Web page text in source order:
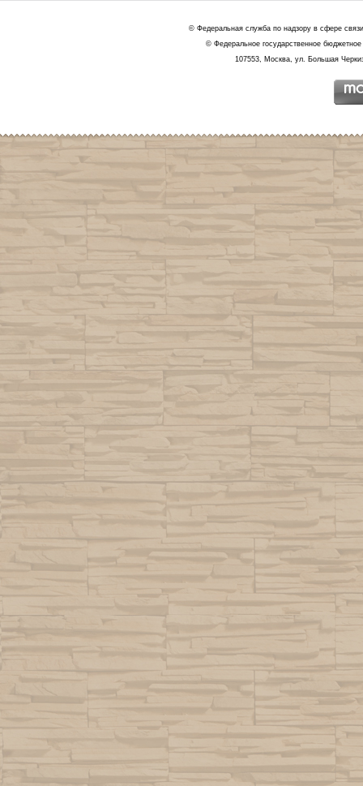
© Федеральная служба по надзору в сфере
© Федеральное государственное
107553, Москва, ул. Большая